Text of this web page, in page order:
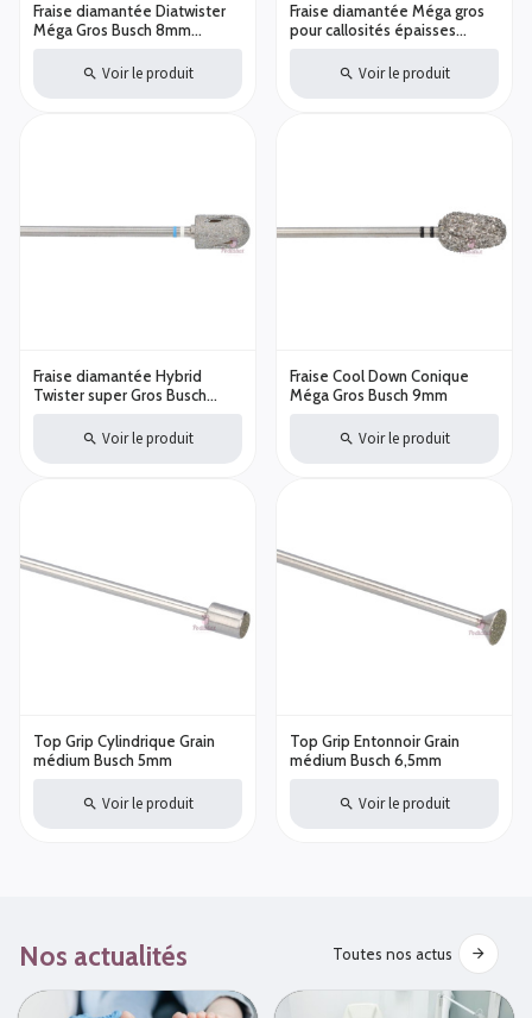
Fraise diamantée Diatwister
Méga Gros Busch 8mm
épaisses Voir le produit
Fraise diamantée Méga gros
pour callosités épaisses
Diamètre au choix
Voir le produit
Fraise diamantée Hybrid
Twister super Gros Busch
Voir le produit
Fraise Cool Down Conique
Méga Gros Busch 9mm
Voir le produit
Top Grip Cylindrique Grain
médium Busch 5mm
Voir le produit
Top Grip Entonnoir Grain
médium Busch 6,5mm
Voir le produit
Nos actualités Toutes nos actus